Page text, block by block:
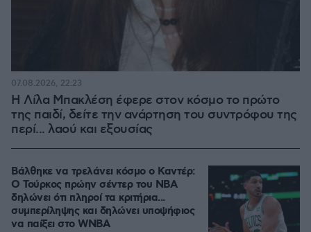
Η Λίλα Μπακλέση έφερε στον κόσμο το πρώτο
της παιδί, δείτε την ανάρτηση του συντρόφου της
περί... λαού και εξουσίας
07.08.2026, 22:23
Βάλθηκε να τρελάνει κόσμο ο Καντέρ:
Ο Τούρκος πρώην σέντερ του NBA
δηλώνει ότι πληροί τα κριτήρια...
συμπερίληψης και δηλώνει υποψήφιος
να παίξει στο WNBA